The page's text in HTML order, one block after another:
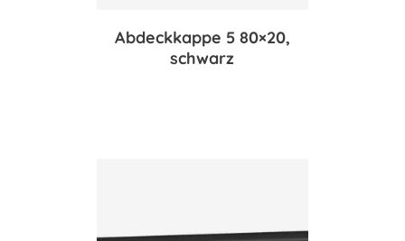
Abdeckkappe 5 80×20,
schwarz